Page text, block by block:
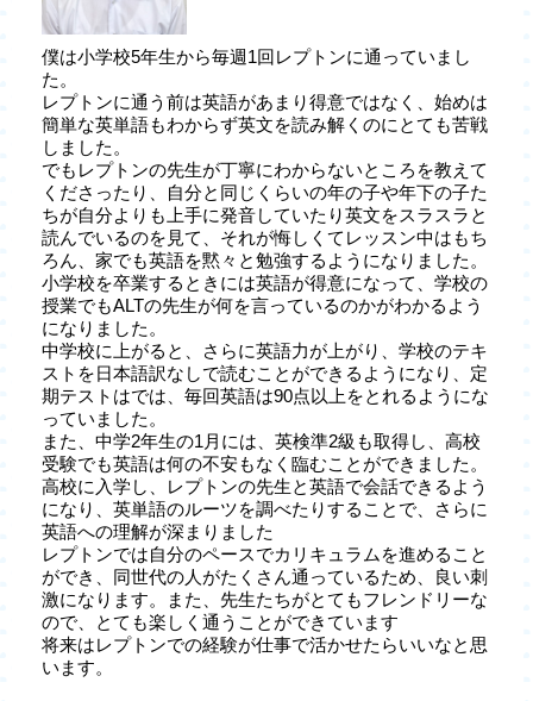
僕は小学校5年生から毎週1回レプトンに通っていまし
た。
レプトンに通う前は英語があまり得意ではなく、始めは
簡単な英単語もわからず英文を読み解くのにとても苦戦
しました。
でもレプトンの先生が丁寧にわからないところを教えて
くださったり、自分と同じくらいの年の子や年下の子た
ちが自分よりも上手に発音していたり英文をスラスラと
読んでいるのを見て、それが悔しくてレッスン中はもち
ろん、家でも英語を黙々と勉強するようになりました。
小学校を卒業するときには英語が得意になって、学校の
授業でもALTの先生が何を言っているのかがわかるよう
になりました。
中学校に上がると、さらに英語力が上がり、学校のテキ
ストを日本語訳なしで読むことができるようになり、定
期テストはでは、毎回英語は90点以上をとれるようにな
っていました。
また、中学2年生の1月には、英検準2級も取得し、高校
受験でも英語は何の不安もなく臨むことができました。
高校に入学し、レプトンの先生と英語で会話できるよう
になり、英単語のルーツを調べたりすることで、さらに
英語への理解が深まりました
レプトンでは自分のペースでカリキュラムを進めること
ができ、同世代の人がたくさん通っているため、良い刺
激になります。また、先生たちがとてもフレンドリーな
ので、とても楽しく通うことができています
将来はレプトンでの経験が仕事で活かせたらいいなと思
います。